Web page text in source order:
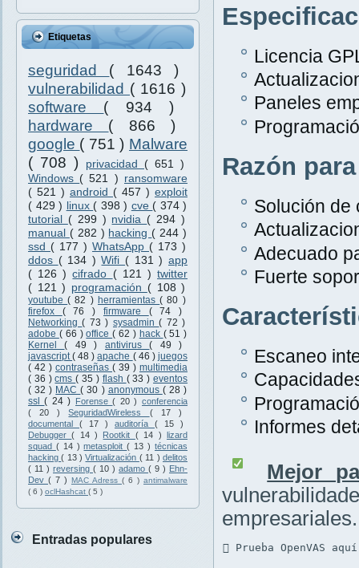
Etiquetas
seguridad ( 1643 )
vulnerabilidad ( 1616 )
software ( 934 )
hardware ( 866 )
google ( 751 ) Malware
( 708 )
privacidad ( 651 )
Windows ( 521 ) ransomware
( 521 ) android ( 457 ) exploit
( 429 ) linux ( 398 ) cve ( 374 )
tutorial ( 299 ) nvidia ( 294 )
manual ( 282 ) hacking ( 244 )
ssd ( 177 ) WhatsApp ( 173 )
ddos ( 134 )Wifi ( 131 ) app
( 126 )cifrado ( 121 )twitter
( 121 ) programación ( 108 )
youtube( 82 ) herramientas( 80 )
firefox ( 76 ) firmware ( 74 )
Networking( 73 ) sysadmin( 72 )
adobe ( 66 )office( 62 ) hack ( 51 )
Kernel( 49 ) antivirus( 49 )
javascript( 48 )apache ( 46 ) juegos
( 42 ) contraseñas ( 39 ) multimedia
( 36 )cms( 35 ) flash ( 33 )eventos
( 32 ) MAC( 30 ) anonymous ( 28 )
ssl( 24 ) Forense( 20 ) conferencia
( 20 )SeguridadWireless ( 17 )
documental ( 17 ) auditoría ( 15 )
Debugger( 14 ) Rootkit ( 14 ) lizard
squad ( 14 )metasploit( 13 ) técnicas
hacking( 13 )Virtualización ( 11 ) delitos
( 11 ) reversing ( 10 ) adamo ( 9 ) Ehn-
Dev ( 7 ) MAC Adress ( 6 ) antimalware
( 6 ) oclHashcat ( 5 )
Entradas populares
Licencia
Paneles
Razón
Solución de
Adecuado
Fuerte
Escaneo
Informes
Mejor
empresariales.
 Prueba OpenVAS